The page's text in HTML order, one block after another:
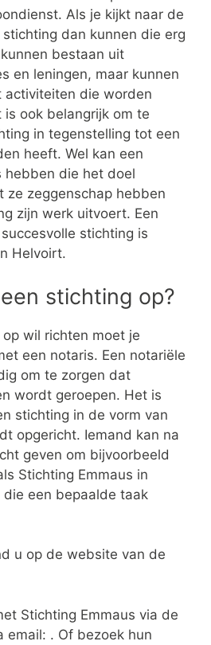
Als je kijkt naar de
dan kunnen die erg
bestaan uit
en leningen, maar kunnen
activiteiten die worden
ook belangrijk om te
in tegenstelling tot een
heeft. Wel kan een
hebben die het doel
ze zeggenschap hebben
zijn werk uitvoert. Een
stichting is
Helvoirt.
stichting op?
wil richten moet je
een notaris. Een notariële
om te zorgen dat
wordt geroepen. Het is
stichting in de vorm van
opgericht. Iemand kan na
geven om bijvoorbeeld
Stichting Emmaus in
een bepaalde taak
u op de website van de
Stichting Emmaus via de
email: . Of bezoek hun